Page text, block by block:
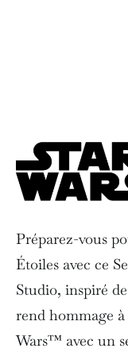
Préparez-vous
Étoiles avec ce
Studio, inspiré
rend hommage
Wars™ avec un